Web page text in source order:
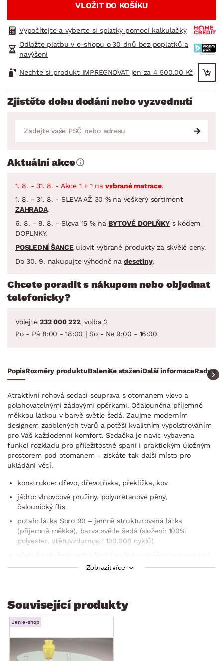
VLOŽIT DO KOŠÍKU
Vypočítejte a vyberte si splátky pomocí kalkulačky
Odložte platbu v e-shopu o 30 dnů bez poplatků a
navýšení
Nechte si produkt IMPREGNOVAT jen za 4 500.00 Kč
Zjistěte dobu dodání nebo vyzvednutí
Aktuální akce
1. 8. - 31. 8. - Akce 1 + 1 navybrané matrace.
1. 8. - 31. 8. - SLEVA AŽ 30 % na veškerý sortiment
ZAHRADA.
6. 8. - 9. 8. - Sleva 15 % na BYTOVÉ DOPLŇKY s kódem
DOPLNKY.
POSLEDNÍ ŠANCEulovit vybrané produkty za skvělé ceny.
Do 30. 9. nakupujte výhodně nadesetiny.
Chcete poradit s nákupem nebo objednat
telefonicky?
Volejte 232 000 222, volba 2
Po - Pá 8:00 - 18:00 | So - Ne 9:00 - 16:00
PopisRozměry produktuBaleníKe staženíDalší informaceRady a
Atraktivní rohová sedací souprava s otomanem vlevo a
polohovatelnými zádovými opěrkami. Očalouněna příjemně
měkkou látkou v barvě světle šedá. Zaujme moderním
designem zaoblených tvarů a potěší kvalitním vypolstrováním
pro Váš každodenní komfort. Sedačka je navíc vybavena
funkcí rozkladu pro příležitostné spaní i praktickým úložným
prostorem pod otomanem – získáte tak další místo pro
ukládání věcí.
konstrukce: dřevo, dřevotříska, překližka, kov
jádro: vlnovcové pružiny, polyuretanové pěny,
čalounický flís
potah: látka Soro 90 – jemně strukturovaná látka
(příjemně měkká), barva světle šedá (složení: 100%
polyester, otěruvzdornost: 100.000 cyklů)
členitá optika sedací/opěrné části
pravá boční područka (zaoblený tvar, měkce vypolstrovaná)
sedák: středně měkký, prostorný
opěrák: středně měkký, komfortní vypolstrování bederní
Zobrazit více
Související produkty
Jen e-shop